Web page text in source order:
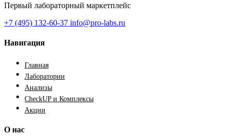
Первый лабораторный маркетплейс
+7 (495) 132-60-37 info@pro-labs.ru
Навигация
Главная
Лаборатории
Анализы
CheckUP и Комплексы
Акции
О нас